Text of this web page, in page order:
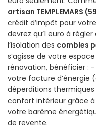
artisan TEMPLEMARS
crédit d’impôt pour
devrez qu’1 euro à
l’isolation des combles
s’agisse de votre
rénovation, bénéficier :
votre facture d’énergie
déperditions
confort intérieur grâce à
votre barème
de revente.